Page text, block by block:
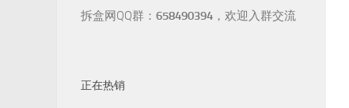
拆盒网QQ群： 658490394 ，欢迎入群交流
正在热销